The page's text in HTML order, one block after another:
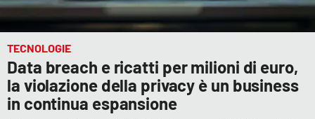
TECNOLOGIE
Data breach e ricatti per milioni di euro,
la violazione della privacy è un business
in continua espansione